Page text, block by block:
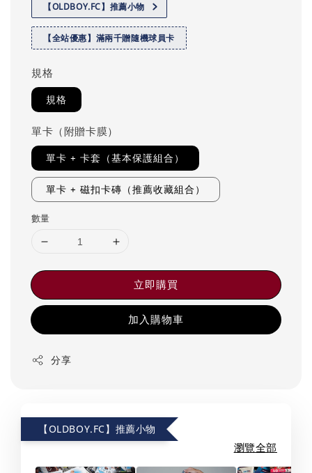
【OLDBOY.FC】推薦小物
【全站優惠】滿兩千贈隨機球員卡
規格
規格
單卡（附贈卡膜）
單卡 + 卡套（基本保護組合）
單卡 + 磁扣卡磚（推薦收藏組合）
數量
立即購買
加入購物車
分享
【OLDBOY.FC】推薦小物
瀏覽全部